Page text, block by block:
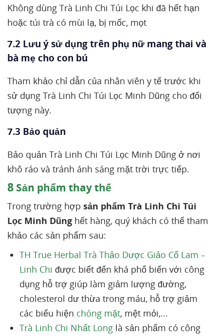
Không dùng Trà Linh Chi Túi Lọc khi đã hết hạn
hoặc túi trà có mùi lạ, bị mốc, mọt
7.2 Lưu ý sử dụng trên phụ nữ mang thai và
bà mẹ cho con bú
Tham khảo chỉ dẫn của nhân viên y tế trước khi
sử dụng Trà Linh Chi Túi Lọc Minh Dũng cho đối
tượng này.
7.3 Bảo quản
Bảo quản Trà Linh Chi Túi Lọc Minh Dũng ở nơi
khô ráo và tránh ánh sáng mặt trời trực tiếp.
8 Sản phẩm thay thế
Trong trường hợp sản phẩm Trà Linh Chi Túi
Lọc Minh Dũng hết hàng, quý khách có thể tham
khảo các sản phẩm sau:
TH True Herbal Trà Thảo Dược Giảo Cổ Lam –
Linh Chi được biết đến khá phổ biến với công
dụng hỗ trợ giúp làm giảm lượng đường,
cholesterol dư thừa trong máu, hỗ trợ giảm
các biểu hiện chóng mặt, mệt mỏi,...
Trà Linh Chi Nhất Long là sản phẩm có công